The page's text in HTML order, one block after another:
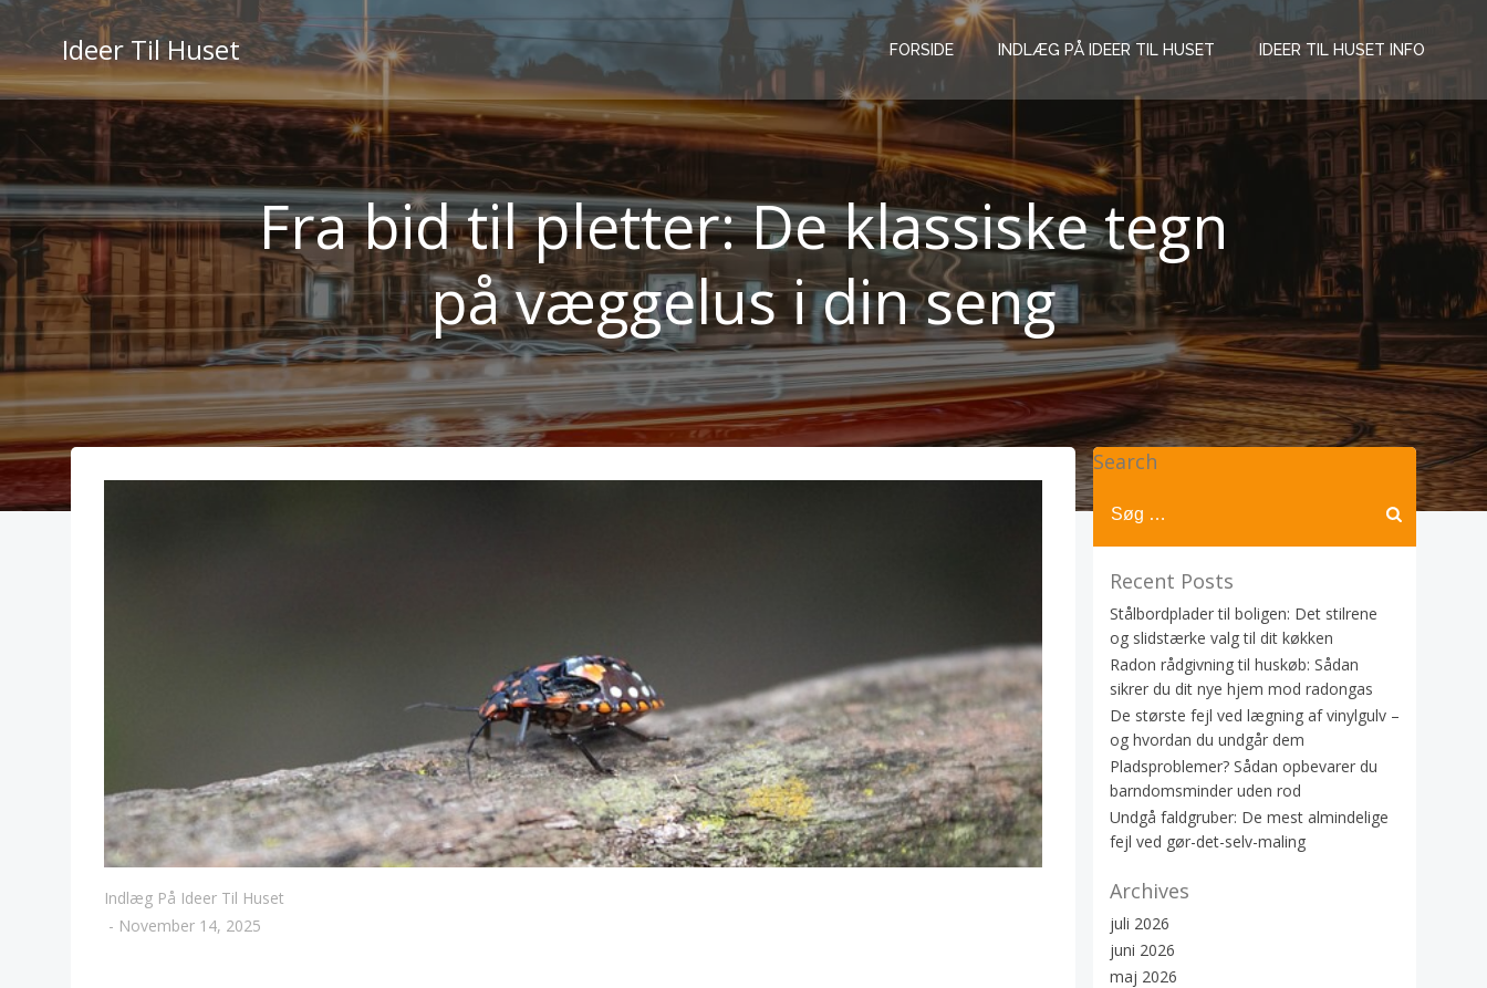
Videre
indholdIdeer Til Huset FORSIDE INDLÆG PÅ IDEER TIL HUSET IDEER TIL HUSET INFO
Fra bid til pletter: De klassiske tegn
på væggelus i din seng
Indlæg På Ideer Til Huset
- November 14, 2025
Search
Recent Posts
Stålbordplader til boligen: Det stilrene
og slidstærke valg til dit køkken
Radon rådgivning til huskøb: Sådan
sikrer du dit nye hjem mod radongas
De største fejl ved lægning af vinylgulv –
og hvordan du undgår dem
Pladsproblemer? Sådan opbevarer du
barndomsminder uden rod
Undgå faldgruber: De mest almindelige
fejl ved gør-det-selv-maling
Archives
juli 2026
juni 2026
maj 2026